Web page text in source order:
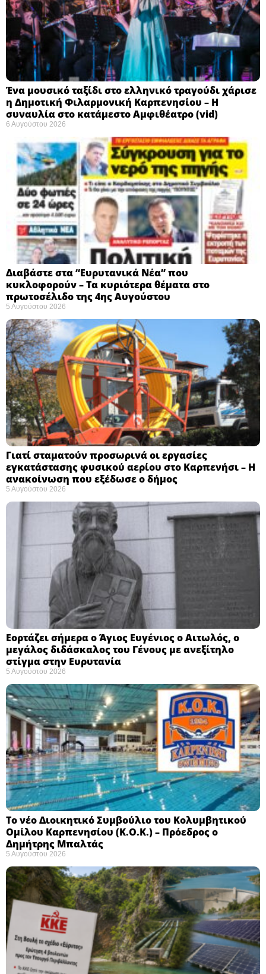
Ένα μουσικό ταξίδι στο ελληνικό τραγούδι χάρισε
η Δημοτική Φιλαρμονική Καρπενησίου – Η
συναυλία στο κατάμεστο Αμφιθέατρο (vid)
6 Αυγούστου 2026
Διαβάστε στα “Ευρυτανικά Νέα” που
κυκλοφορούν – Τα κυριότερα θέματα στο
πρωτοσέλιδο της 4ης Αυγούστου
5 Αυγούστου 2026
Γιατί σταματούν προσωρινά οι εργασίες
εγκατάστασης φυσικού αερίου στο Καρπενήσι – Η
ανακοίνωση που εξέδωσε ο δήμος
5 Αυγούστου 2026
Εορτάζει σήμερα ο Άγιος Ευγένιος ο Αιτωλός, ο
μεγάλος διδάσκαλος του Γένους με ανεξίτηλο
στίγμα στην Ευρυτανία
5 Αυγούστου 2026
Το νέο Διοικητικό Συμβούλιο του Κολυμβητικού
Ομίλου Καρπενησίου (Κ.Ο.Κ.) – Πρόεδρος ο
Δημήτρης Μπαλτάς
5 Αυγούστου 2026